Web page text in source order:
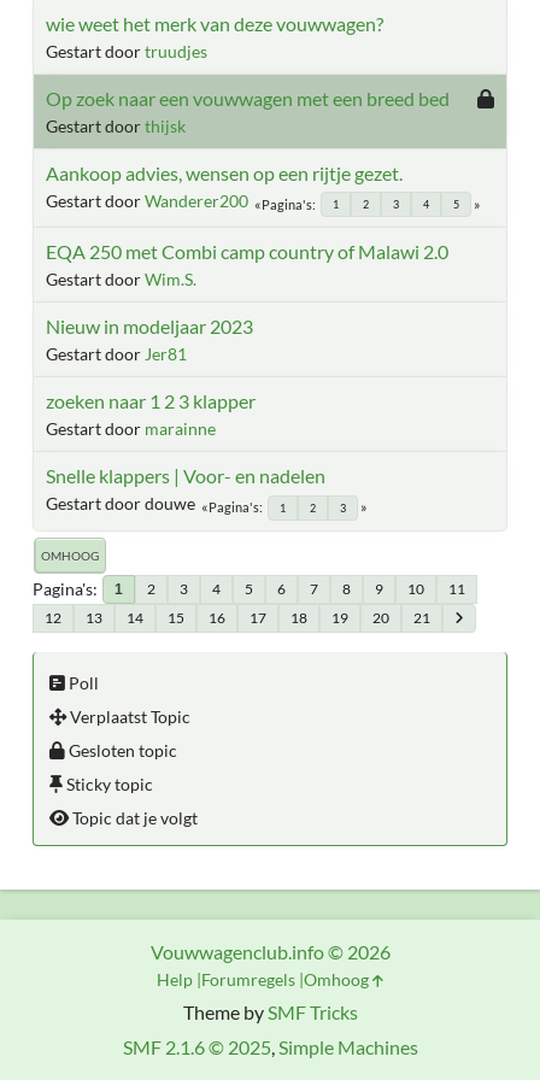
wie weet het merk van deze vouwwagen?
Gestart doortruudjes
Op zoek naar een vouwwagen met een breed bed
Gestart doorthijsk
Aankoop advies, wensen op een rijtje gezet.
Gestart doorWanderer200 Pagina's 1 2 3 4 5
EQA 250 met Combi camp country of Malawi 2.0
Gestart doorWim.S.
Nieuw in modeljaar 2023
Gestart door Jer81
zoeken naar 1 2 3 klapper
Gestart door marainne
Snelle klappers | Voor- en nadelen
Gestart door douwe Pagina's 1 2 3
OMHOOG
Pagina's 1 2 3 4 5 6 7 8 9 10
11
12
13 14 15 16 17 18 19 20 21
Poll
Verplaatst Topic
Gesloten topic
Sticky topic
Topic dat je volgt
Theme bySMF Tricks
SMF 2.1.6 © 2025,Simple Machines
Vouwwagenclub.info © 2026
Help Forumregels Omhoog